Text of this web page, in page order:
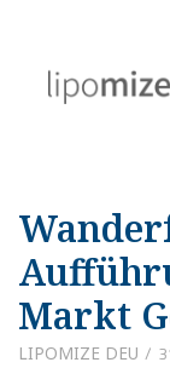
Markt
LIPOMIZE DEU